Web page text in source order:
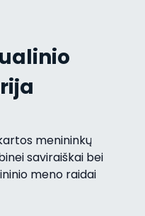
menininkų
saviraiškai bei
meno raidai